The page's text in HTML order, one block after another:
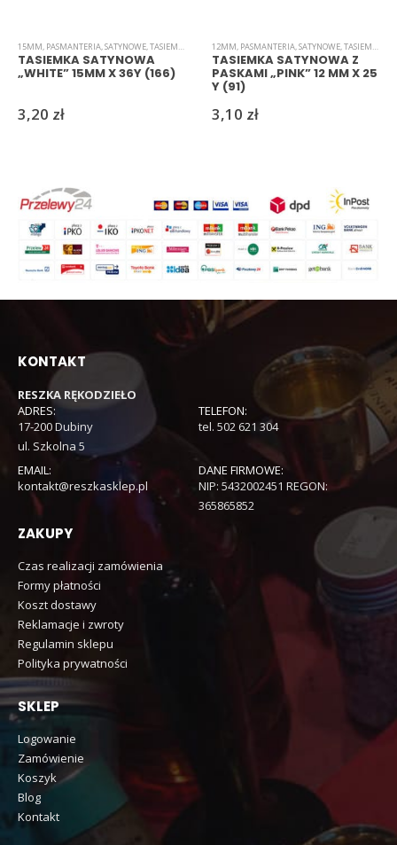
15MM, PASMANTERIA,SATYNOWE,TASIEMKI
TASIEMKA SATYNOWA
„WHITE” 15MM X 36Y (166)
3,20 zł
12MM, PASMANTERIA,SATYNOWE,TASIEMKI
TASIEMKA SATYNOWA Z
PASKAMI „PINK” 12 MM X 25
Y (91)
3,10 zł
KONTAKT
RESZKA RĘKODZIEŁO
ADRES:
17-200 Dubiny
ul. Szkolna 5
TELEFON:
tel. 502 621 304
EMAIL:
kontakt@reszkasklep.pl
DANE FIRMOWE:
NIP: 5432002451 REGON:
365865852
ZAKUPY
Czas realizacji zamówienia
Formy płatności
Koszt dostawy
Reklamacje i zwroty
Regulamin sklepu
Polityka prywatności
SKLEP
Logowanie
Zamówienie
Koszyk
Blog
Kontakt